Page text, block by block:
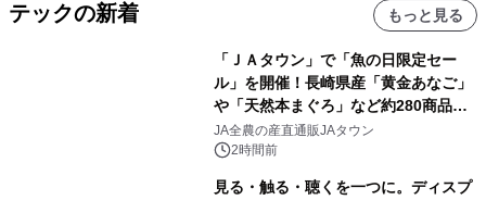
テックの新着 もっと見る
「ＪＡタウン」で「魚の日限定セー
ル」を開催！長崎県産「黄金あなご」
や「天然本まぐろ」など約280商品を
販売！～毎月１０日の定例企画～
JA全農の産直通販JAタウン
2時間前
見る・触る・聴くを一つに。ディスプ